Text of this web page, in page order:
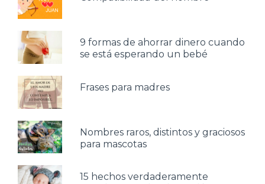
9 formas de ahorrar dinero cuando
se está esperando un bebé
Frases para madres
Nombres raros, distintos y graciosos
para mascotas
15 hechos verdaderamente